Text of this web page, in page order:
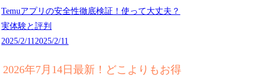
Temuアプリの安全性徹底検証！使って大丈夫？
実体験と評判
2025/2/11 2025/2/11
2026年7月14日最新！どこよりもお得